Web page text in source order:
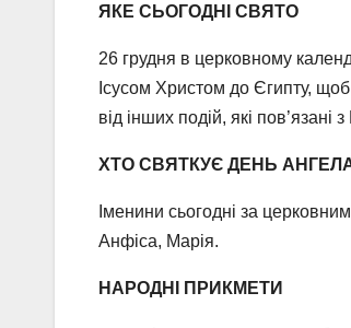
ЯКЕ СЬОГОДНІ СВЯТО
26 грудня в церковному
Ісусом Христом до Єгипту,
від інших подій, які
ХТО СВЯТКУЄ ДЕНЬ
Іменини сьогодні за
Анфіса, Марія.
НАРОДНІ ПРИКМЕТИ